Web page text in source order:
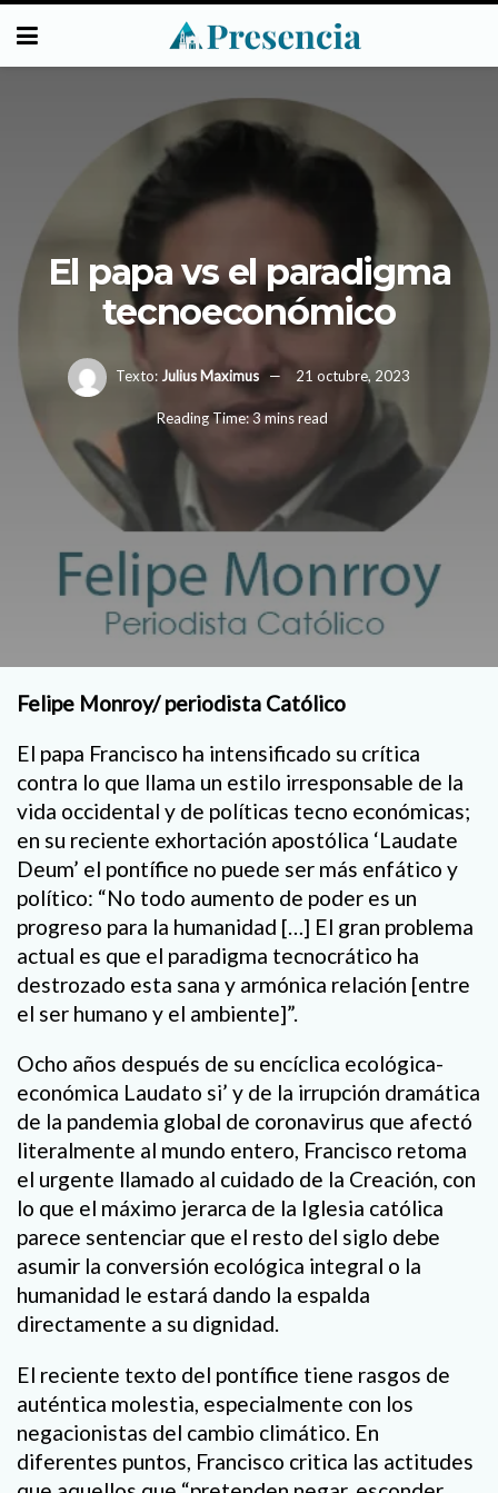
El papa vs el paradigma
tecnoeconómico
Texto: Julius Maximus 21 octubre, 2023
Reading Time: 3 mins read
Felipe Monroy/ periodista Católico
El papa Francisco ha intensificado su crítica
contra lo que llama un estilo irresponsable de la
vida occidental y de políticas tecno económicas;
en su reciente exhortación apostólica ‘Laudate
Deum’ el pontífice no puede ser más enfático y
político: “No todo aumento de poder es un
progreso para la humanidad […] El gran problema
actual es que el paradigma tecnocrático ha
destrozado esta sana y armónica relación [entre
el ser humano y el ambiente]”.
Ocho años después de su encíclica ecológica-
económica Laudato si’ y de la irrupción dramática
de la pandemia global de coronavirus que afectó
literalmente al mundo entero, Francisco retoma
el urgente llamado al cuidado de la Creación, con
lo que el máximo jerarca de la Iglesia católica
parece sentenciar que el resto del siglo debe
asumir la conversión ecológica integral o la
humanidad le estará dando la espalda
directamente a su dignidad.
El reciente texto del pontífice tiene rasgos de
auténtica molestia, especialmente con los
negacionistas del cambio climático. En
diferentes puntos, Francisco critica las actitudes